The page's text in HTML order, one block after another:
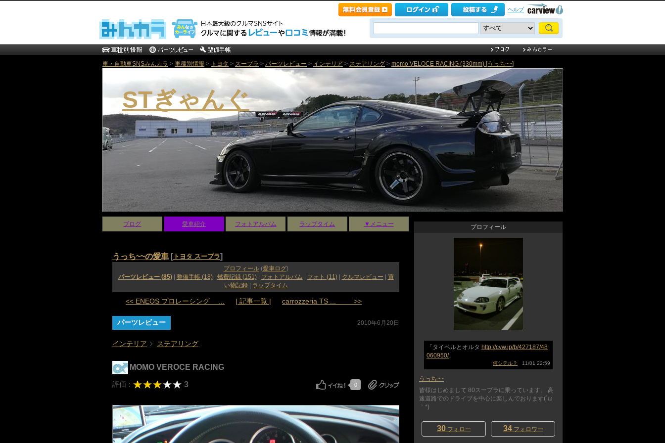
ヘルプ
車・自動車SNSみんカラ > 車種別情報 > トヨタ > スープラ > パーツレビュー > インテリア > ステアリング > momo VELOCE RACING (330mm) [うっち~~]
STぎゃんぐ
ブログ 愛車紹介 フォトアルバム ラップタイム ▼メニュー
うっち~~の愛車 [ トヨタ スープラ]
プロフィール(愛車ログ)
パーツレビュー (85)| 整備手帳 (18)| 燃費記録 (151)| フォトアルバム フォト (11)| クルマレビュー
買
い物記録| ラップタイム
<< ENEOS プロレーシング ... | 記事一覧 | carrozzeria TS ... >>
パーツレビュー 2010年6月20日
インテリア ステアリング
MOMO VEROCE RACING
評価： 3 0
プロフィール
「タイベルとオルタ http://cvw.jp/b/427187/48
060950/」
何シテル？ 11/01 22:59
うっち~~
皆様はじめまして 80スープラに乗っています。 高
速道路でのドライブを中心に楽しんでおります(´ω
｀*)
30フォロー 34フォロワー